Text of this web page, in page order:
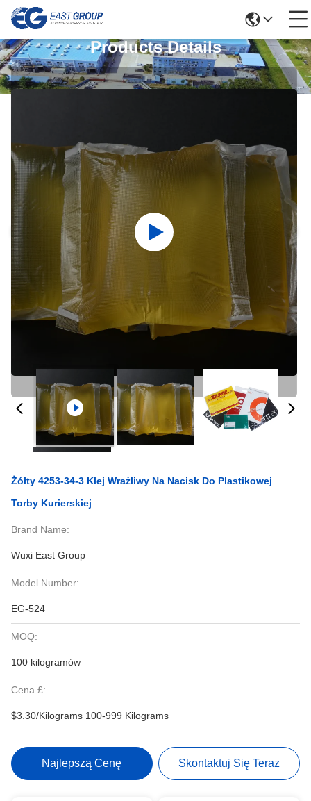
Products Details
Żółty 4253-34-3 Klej Wrażliwy Na Nacisk Do Plastikowej
Torby Kurierskiej
Brand Name:
Wuxi East Group
Model Number:
EG-524
MOQ:
100 kilogramów
Cena £:
$3.30/Kilograms 100-999 Kilograms
Najlepszą Cenę Skontaktuj Się Teraz